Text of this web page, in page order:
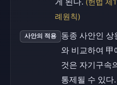
(헌법 제
례원칙)
사안의 적용
동종 사안인 상
와 비교하여
것은 자기구속
통제될 수 있다.